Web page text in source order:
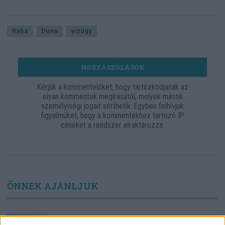
Rába Duna vízügy
HOZZÁSZÓLÁSOK
Kérjük a kommentelőket, hogy tartózkodjanak az
olyan kommentek megírásától, melyek mások
személyiségi jogait sérthetik. Egyben felhívjuk
figyelmüket, hogy a kommentekhez tartozó IP
címeket a rendszer elraktározza.
ÖNNEK AJÁNLJUK